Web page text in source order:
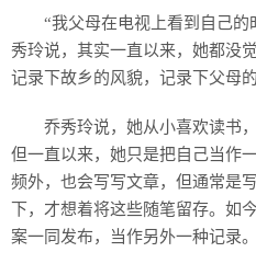
“我父母在电视上看到自己
秀玲说，其实一直以来，她都没
记录下故乡的风貌，记录下父母的
乔秀玲说，她从小喜欢读书
但一直以来，她只是把自己当作
频外，也会写写文章，但通常是
下，才想着将这些随笔留存。如
案一同发布，当作另外一种记录。